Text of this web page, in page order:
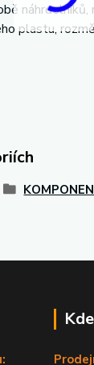
náhrdelníků,
plastu,